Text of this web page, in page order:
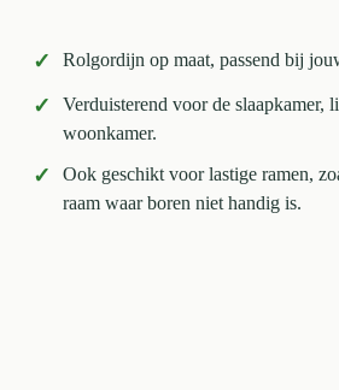
✓ Rolgordijn op maat, passend bij
✓
Verduisterend voor de slaapkamer,
woonkamer.
✓
Ook geschikt voor lastige ramen,
raam waar boren niet handig is.